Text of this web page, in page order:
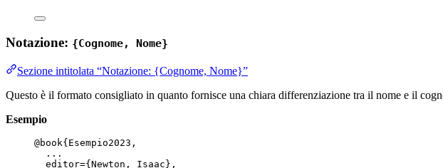
Notazione: {Cognome, Nome}
Sezione intitolata “Notazione: {Cognome, Nome}”
Questo è il formato consigliato in quanto fornisce una chiara differenziazione tra il nome e il
Esempio
@book{Esempio2023,
...
editor={ Newton, Isaac } ,